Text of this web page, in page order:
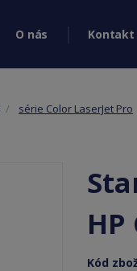
O nás Kontakt
série Color LaserJet Pro
HP
Kód